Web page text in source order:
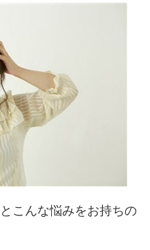
こんな悩みをお持ちの